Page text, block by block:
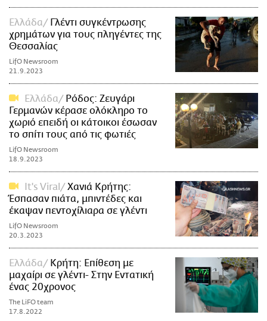
Ελλάδα
Γλέντι συγκέντρωσης
χρημάτων για τους πληγέντες της
Θεσσαλίας
LifO Newsroom
21.9.2023
Ελλάδα
Ρόδος: Ζευγάρι
Γερμανών κέρασε ολόκληρο το
χωριό επειδή οι κάτοικοι έσωσαν
το σπίτι τους από τις φωτιές
LifO Newsroom
18.9.2023
It's Viral
Χανιά Κρήτης:
Έσπασαν πιάτα, μπιντέδες και
έκαψαν πεντοχίλιαρα σε γλέντι
LifO Newsroom
20.3.2023
Ελλάδα
Κρήτη: Επίθεση με
μαχαίρι σε γλέντι- Στην Εντατική
ένας 20χρονος
The LiFO team
17.8.2022